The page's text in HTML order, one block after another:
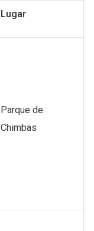
Lugar
Parque de
Chimbas